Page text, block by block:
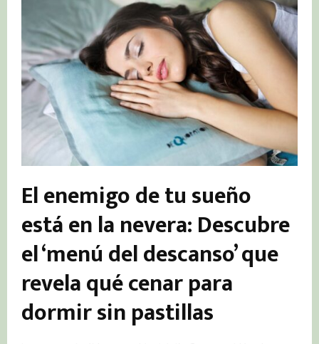
El enemigo de tu sueño
está en la nevera: Descubre
el ‘menú del descanso’ que
revela qué cenar para
dormir sin pastillas